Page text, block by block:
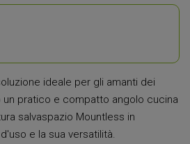
ideale per gli amanti dei
pratico e compatto angolo cucina
salvaspazio Mountless in
e la sua versatilità.